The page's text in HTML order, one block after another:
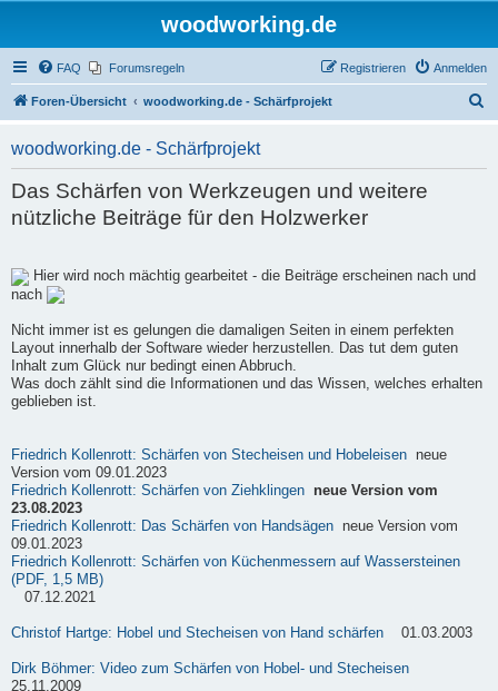
woodworking.de
FAQ Forumsregeln Anmelden
Registrieren
Foren-Übersicht woodworking.de - Schärfprojekt
woodworking.de - Schärfprojekt
Das Schärfen von Werkzeugen und weitere
nützliche Beiträge für den Holzwerker
Hier wird noch mächtig gearbeitet - die Beiträge erscheinen nach und
nach
Nicht immer ist es gelungen die damaligen Seiten in einem perfekten
Layout innerhalb der Software wieder herzustellen. Das tut dem guten
Inhalt zum Glück nur bedingt einen Abbruch.
Was doch zählt sind die Informationen und das Wissen, welches erhalten
geblieben ist.
Friedrich Kollenrott: Schärfen von Stecheisen und Hobeleisen neue
Version vom 09.01.2023
Friedrich Kollenrott: Schärfen von Ziehklingen
neue Version vom
23.08.2023
Friedrich Kollenrott: Das Schärfen von Handsägen neue Version vom
09.01.2023
Friedrich Kollenrott: Schärfen von Küchenmessern auf Wassersteinen
(PDF, 1,5 MB)
07.12.2021
Christof Hartge: Hobel und Stecheisen von Hand schärfen 01.03.2003
Dirk Böhmer: Video zum Schärfen von Hobel- und Stecheisen
25.11.2009